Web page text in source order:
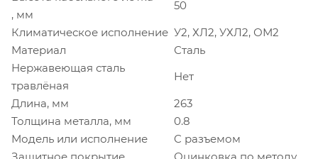
, мм
50
Климатическое исполнение У2, ХЛ2, УХЛ2, ОМ2
Материал
Сталь
Нержавеющая сталь
травлёная
Нет
Длина, мм
263
Толщина металла, мм
0.8
Модель или исполнение
C разъемом
Защитное покрытие
Оцинковка по методу